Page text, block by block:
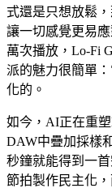
式還是只想放鬆
讓一切感覺更易
萬次播放，Lo-Fi
派的魅力很簡單
化的。
如今，AI正在重
DAW中疊加採樣
秒鐘就能得到一
節拍製作民主化